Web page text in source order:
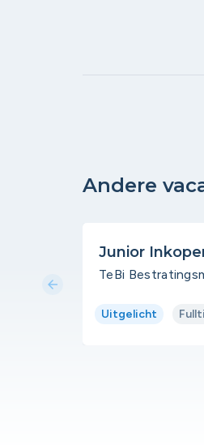
Andere
Junior
TeBi
Uitgelicht
arrow_back